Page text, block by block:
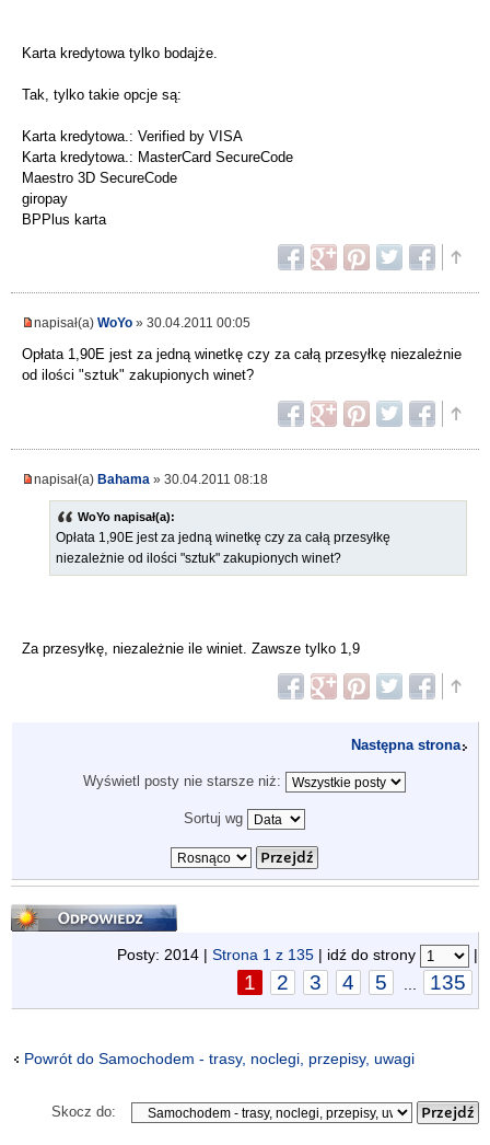
Karta kredytowa tylko bodajże.
Tak, tylko takie opcje są:
Karta kredytowa.: Verified by VISA
Karta kredytowa.: MasterCard SecureCode
Maestro 3D SecureCode
giropay
BPPlus karta
napisał(a) WoYo » 30.04.2011 00:05
Opłata 1,90E jest za jedną winetkę czy za całą przesyłkę niezależnie
od ilości "sztuk" zakupionych winet?
napisał(a) Bahama » 30.04.2011 08:18
WoYo napisał(a):
Opłata 1,90E jest za jedną winetkę czy za całą przesyłkę
niezależnie od ilości "sztuk" zakupionych winet?
Za przesyłkę, niezależnie ile winiet. Zawsze tylko 1,9
Następna strona
Wyświetl posty nie starsze niż:
Sortuj wg
Odpowiedz
Posty: 2014 | Strona 1 z 135 | idź do strony |
1 2 3 4 5 135
Powrót do Samochodem - trasy, noclegi, przepisy, uwagi
Skocz do: